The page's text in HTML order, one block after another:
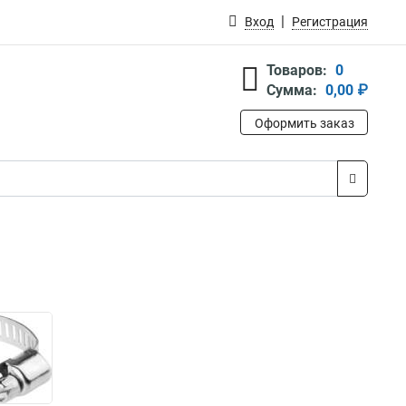
Вход Регистрация
Товаров: 0
Сумма: 0,00 ₽
Оформить заказ